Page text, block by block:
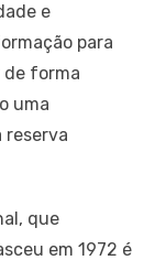
e
para
de forma
uma
reserva
que
em 1972 é